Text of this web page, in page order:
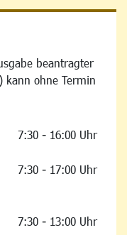
beantragter
kann ohne Termin
7:30 - 16:00 Uhr
7:30 - 17:00 Uhr
7:30 - 13:00 Uhr